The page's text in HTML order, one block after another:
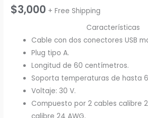
$3,000 + Free Shipping
Características
Cable con dos conectores USB
Plug tipo A.
Longitud de 60 centímetros.
Soporta temperaturas de hasta
Voltaje: 30 V.
Compuesto por 2 cables calibre